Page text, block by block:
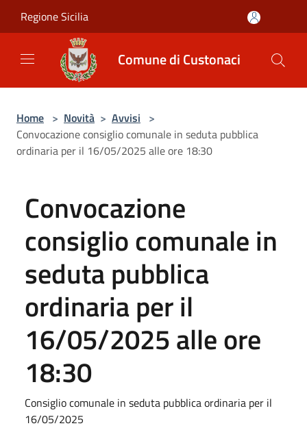
Regione Sicilia
Comune di Custonaci
Home > Novità > Avvisi >
Convocazione consiglio comunale in seduta pubblica
ordinaria per il 16/05/2025 alle ore 18:30
Convocazione
consiglio comunale in
seduta pubblica
ordinaria per il
16/05/2025 alle ore
18:30
Consiglio comunale in seduta pubblica ordinaria per il
16/05/2025